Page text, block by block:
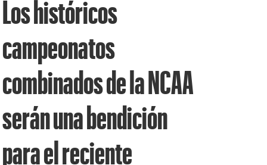
Los históricos
campeonatos
combinados de la NCAA
serán una bendición
para el reciente